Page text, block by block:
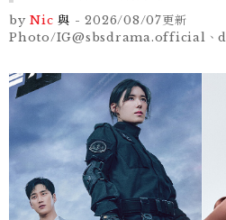
by Nic 與 -2026/08/07更新
Photo/IG@sbsdrama.official、